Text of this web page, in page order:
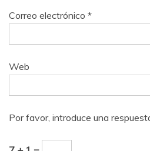
Correo electrónico *
Web
Por favor, introduce una